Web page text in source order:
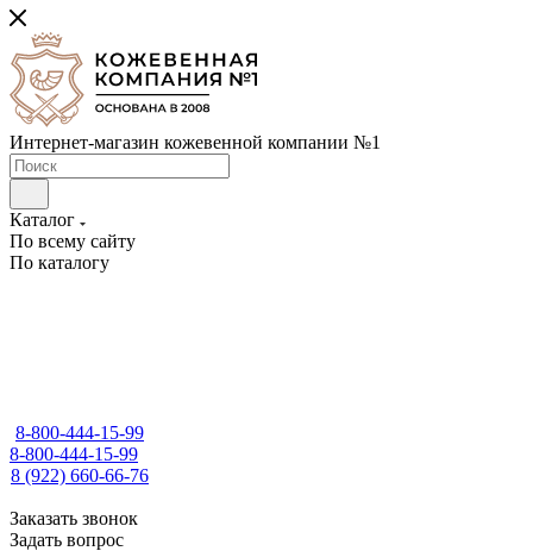
Интернет-магазин кожевенной компании №1
Каталог
По всему сайту
По каталогу
8-800-444-15-99
8-800-444-15-99
8 (922) 660-66-76
Заказать звонок
Задать вопрос